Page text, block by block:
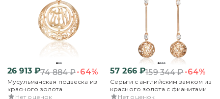
26 913₽74 884₽-64%
Мусульманская подвеска из
красного золота
Нет оценок
57 266₽159 344₽-64%
Серьги с английским замком из
красного золота с фианитами
Нет оценок